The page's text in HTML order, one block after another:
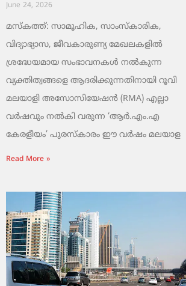
June 24, 2026
മസ്കത്ത്: സാമൂഹിക, സാംസ്‌കാരിക,
വിദ്യാഭ്യാസ, ജീവകാരുണ്യ മേഖലകളിൽ
ശ്രദ്ധേയമായ സംഭാവനകൾ നൽകുന്ന
വ്യക്തിത്വങ്ങളെ ആദരിക്കുന്നതിനായി റൂവി
മലയാളി അസോസിയേഷൻ (RMA) എല്ലാ
വർഷവും നൽകി വരുന്ന ‘ആർ.എം.എ
കേരളീയം’ പുരസ്‌കാരം ഈ വർഷം മലയാള
Read More »